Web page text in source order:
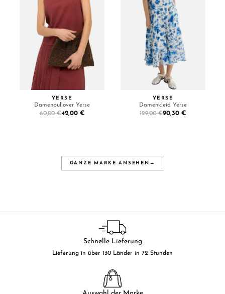
YERSE
Damenpullover Yerse
60,00 €42,00 €
YERSE
Damenkleid Yerse
129,00 €90,30 €
GANZE MARKE ANSEHEN →
Schnelle Lieferung
Lieferung in über 130 Länder in 72 Stunden